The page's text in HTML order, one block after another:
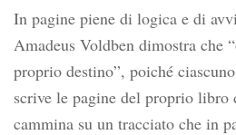
In pagine piene di logica e di
Amadeus Voldben dimostra che
proprio destino”, poiché
scrive le pagine del proprio
cammina su un tracciato che in